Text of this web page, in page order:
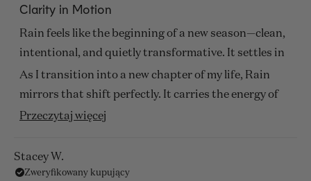
na
5
z
5
gwiazdek
Clarity in Motion
Rain feels like the beginning of a new season—clean,
intentional, and quietly transformative. It settles in
As I transition into a new chapter of my life, Rain
mirrors that shift perfectly. It carries the energy of
renewal—like the moment right after a storm when
refined, it adds lightness to my walk while still
honoring the authority I naturally bring into a room.
Przeczytaj więcej
tej
Stacey W.
Zweryfikowany kupujący